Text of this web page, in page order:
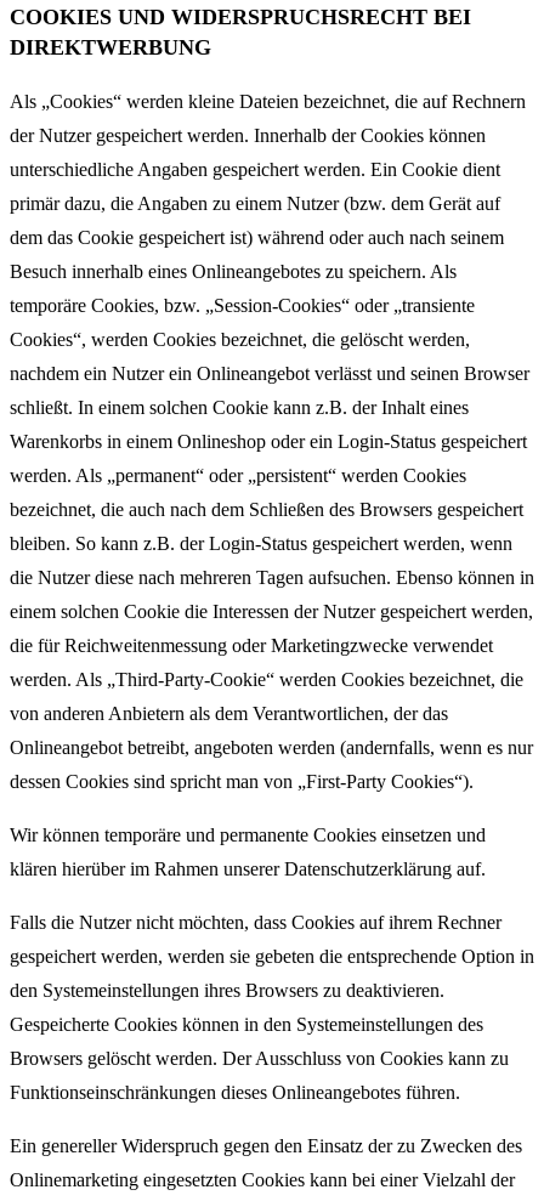
COOKIES UND WIDERSPRUCHSRECHT BEI
DIREKTWERBUNG
Als „Cookies“ werden kleine Dateien bezeichnet, die auf Rechnern
der Nutzer gespeichert werden. Innerhalb der Cookies können
unterschiedliche Angaben gespeichert werden. Ein Cookie dient
primär dazu, die Angaben zu einem Nutzer (bzw. dem Gerät auf
dem das Cookie gespeichert ist) während oder auch nach seinem
Besuch innerhalb eines Onlineangebotes zu speichern. Als
temporäre Cookies, bzw. „Session-Cookies“ oder „transiente
Cookies“, werden Cookies bezeichnet, die gelöscht werden,
nachdem ein Nutzer ein Onlineangebot verlässt und seinen Browser
schließt. In einem solchen Cookie kann z.B. der Inhalt eines
Warenkorbs in einem Onlineshop oder ein Login-Status gespeichert
werden. Als „permanent“ oder „persistent“ werden Cookies
bezeichnet, die auch nach dem Schließen des Browsers gespeichert
bleiben. So kann z.B. der Login-Status gespeichert werden, wenn
die Nutzer diese nach mehreren Tagen aufsuchen. Ebenso können in
einem solchen Cookie die Interessen der Nutzer gespeichert werden,
die für Reichweitenmessung oder Marketingzwecke verwendet
werden. Als „Third-Party-Cookie“ werden Cookies bezeichnet, die
von anderen Anbietern als dem Verantwortlichen, der das
Onlineangebot betreibt, angeboten werden (andernfalls, wenn es nur
dessen Cookies sind spricht man von „First-Party Cookies“).
Wir können temporäre und permanente Cookies einsetzen und
klären hierüber im Rahmen unserer Datenschutzerklärung auf.
Falls die Nutzer nicht möchten, dass Cookies auf ihrem Rechner
gespeichert werden, werden sie gebeten die entsprechende Option in
den Systemeinstellungen ihres Browsers zu deaktivieren.
Gespeicherte Cookies können in den Systemeinstellungen des
Browsers gelöscht werden. Der Ausschluss von Cookies kann zu
Funktionseinschränkungen dieses Onlineangebotes führen.
Ein genereller Widerspruch gegen den Einsatz der zu Zwecken des
Onlinemarketing eingesetzten Cookies kann bei einer Vielzahl der